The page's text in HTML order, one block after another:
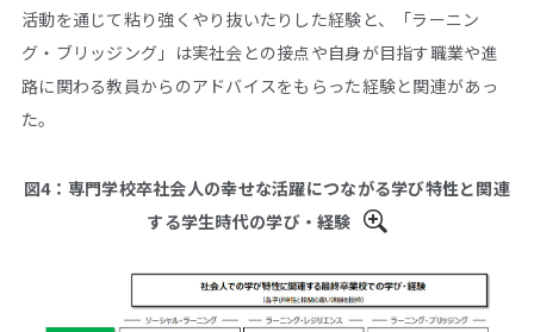
活動を通じて粘り強くやり抜いたりした経験と、「ラーニン
グ・ブリッジング」は実社会との接点や自身が目指す職業や進
路に関わる教員からのアドバイスをもらった経験と関連があっ
た。
図4：専門学校卒社会人の幸せな活躍につながる学び特性と関連
する学生時代の学び・経験